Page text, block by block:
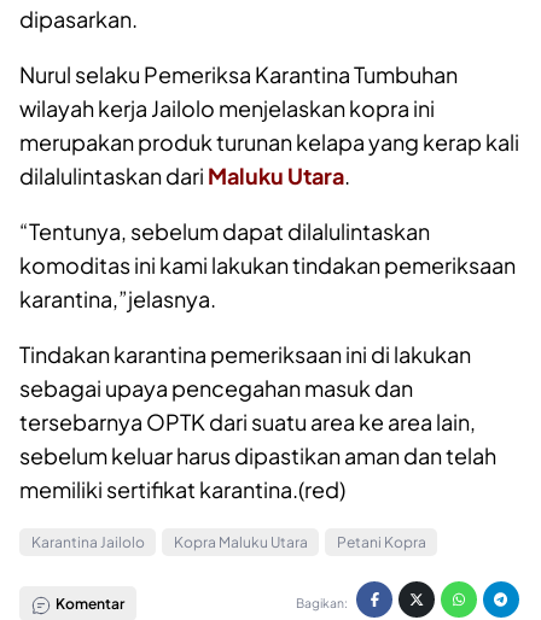
dipasarkan.
Nurul selaku Pemeriksa Karantina Tumbuhan
wilayah kerja Jailolo menjelaskan kopra ini
merupakan produk turunan kelapa yang kerap kali
dilalulintaskan dari Maluku Utara.
“Tentunya, sebelum dapat dilalulintaskan
komoditas ini kami lakukan tindakan pemeriksaan
karantina,”jelasnya.
Tindakan karantina pemeriksaan ini di lakukan
sebagai upaya pencegahan masuk dan
tersebarnya OPTK dari suatu area ke area lain,
sebelum keluar harus dipastikan aman dan telah
memiliki sertifikat karantina.(red)
Karantina Jailolo Kopra Maluku Utara Petani Kopra
Komentar Bagikan: